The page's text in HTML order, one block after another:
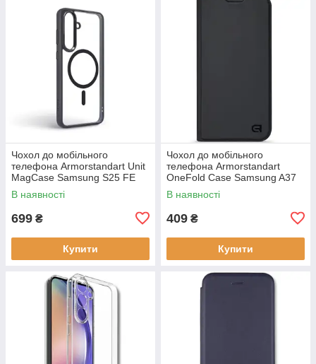
Чохол до мобільного
телефона Armorstandart Unit
MagCase Samsung S25 FE
5G Black (ARM89156)
В наявності
699 ₴
Купити
Чохол до мобільного
телефона Armorstandart
OneFold Case Samsung A37
5G Black (ARM89718)
В наявності
409 ₴
Купити